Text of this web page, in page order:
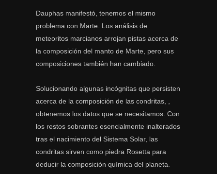
Dauphas manifestó, tenemos el mismo
problema con Marte. Los análisis de
meteoritos marcianos arrojan pistas acerca de
la composición del manto de Marte, pero sus
composiciones también han cambiado.
Solucionando algunas incógnitas que persisten
acerca de la composición de las condritas,
obtenemos los datos que se necesitamos. Con
los restos sobrantes esencialmente inalterados
tras el nacimiento del Sistema Solar, las
condritas sirven como piedra Rosetta para
deducir la composición química del planeta.